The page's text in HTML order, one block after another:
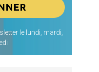
le lundi, mardi,